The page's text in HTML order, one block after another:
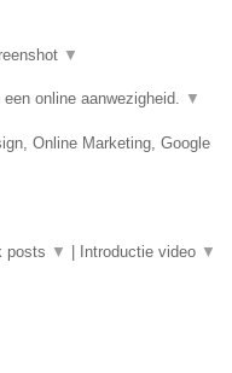
▼
online aanwezigheid. ▼
Online Marketing, Google
posts ▼ Introductie video ▼